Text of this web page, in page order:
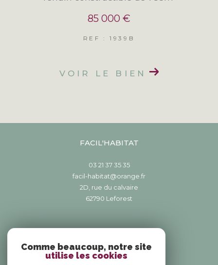
85 000 €
REF : 1939B
VOIR LE BIEN
FACIL'HABITAT
03 21 37 35 35
facil-habitat@orange.fr
2D, rue du calvaire
62790
leforest
NOUS SUIVRE SUR
Comme beaucoup, notre site
utilise les cookies